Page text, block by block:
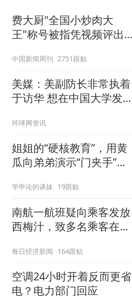
费大厨"全国小炒肉大
王"称号被指凭视频评出
中国新闻周刊 2751跟贴
美媒：美副防长非常执着
于访华 想在中国大学发表
环球网资讯
姐姐的“硬核教育”，用黄
瓜向弟弟演示“门夹手”，
教！
学申论的谈妹 19跟贴
南航一航班疑向乘客发放
西梅汁，致多名乘客在飞
客：机上100多人只有2个
厕所；客服回应：并非每
架飞机都会发放西梅汁
每日经济新闻 164跟贴
空调24小时开着反而更省
电？电力部门回应